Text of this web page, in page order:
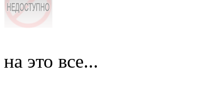
на это все...